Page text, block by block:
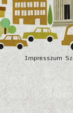
Impresszum